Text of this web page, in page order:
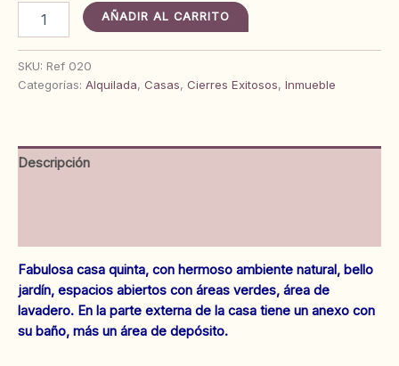
!ALQUILADA¡
Casa
Conjunto
Residencial
020
cantidad
AÑADIR AL CARRITO
SKU: Ref 020
Categorías: Alquilada, Casas, Cierres Exitosos, Inmueble
Descripción
Fabulosa casa quinta, con hermoso ambiente natural, bello
jardín, espacios abiertos con áreas verdes, área de
lavadero. En la parte externa de la casa tiene un anexo con
su baño, más un área de depósito.